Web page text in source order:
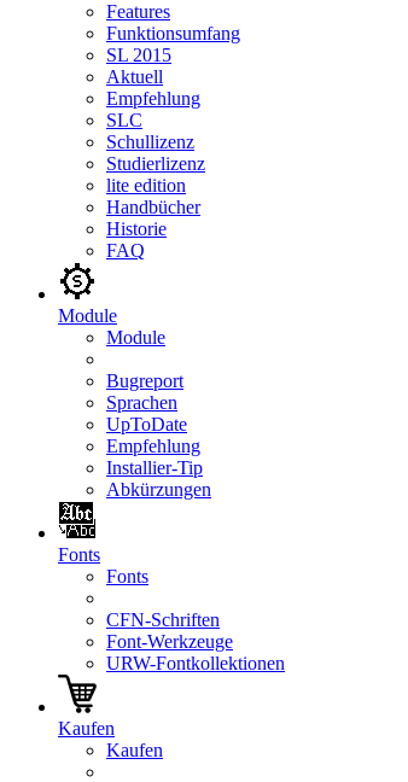
Features
Funktionsumfang
SL 2015
Aktuell
Empfehlung
SLC
Schullizenz
Studierlizenz
lite edition
Handbücher
Historie
FAQ
Module
Module
Bugreport
Sprachen
UpToDate
Empfehlung
Installier-Tip
Abkürzungen
Fonts
Fonts
CFN-Schriften
Font-Werkzeuge
URW-Fontkollektionen
Kaufen
Kaufen